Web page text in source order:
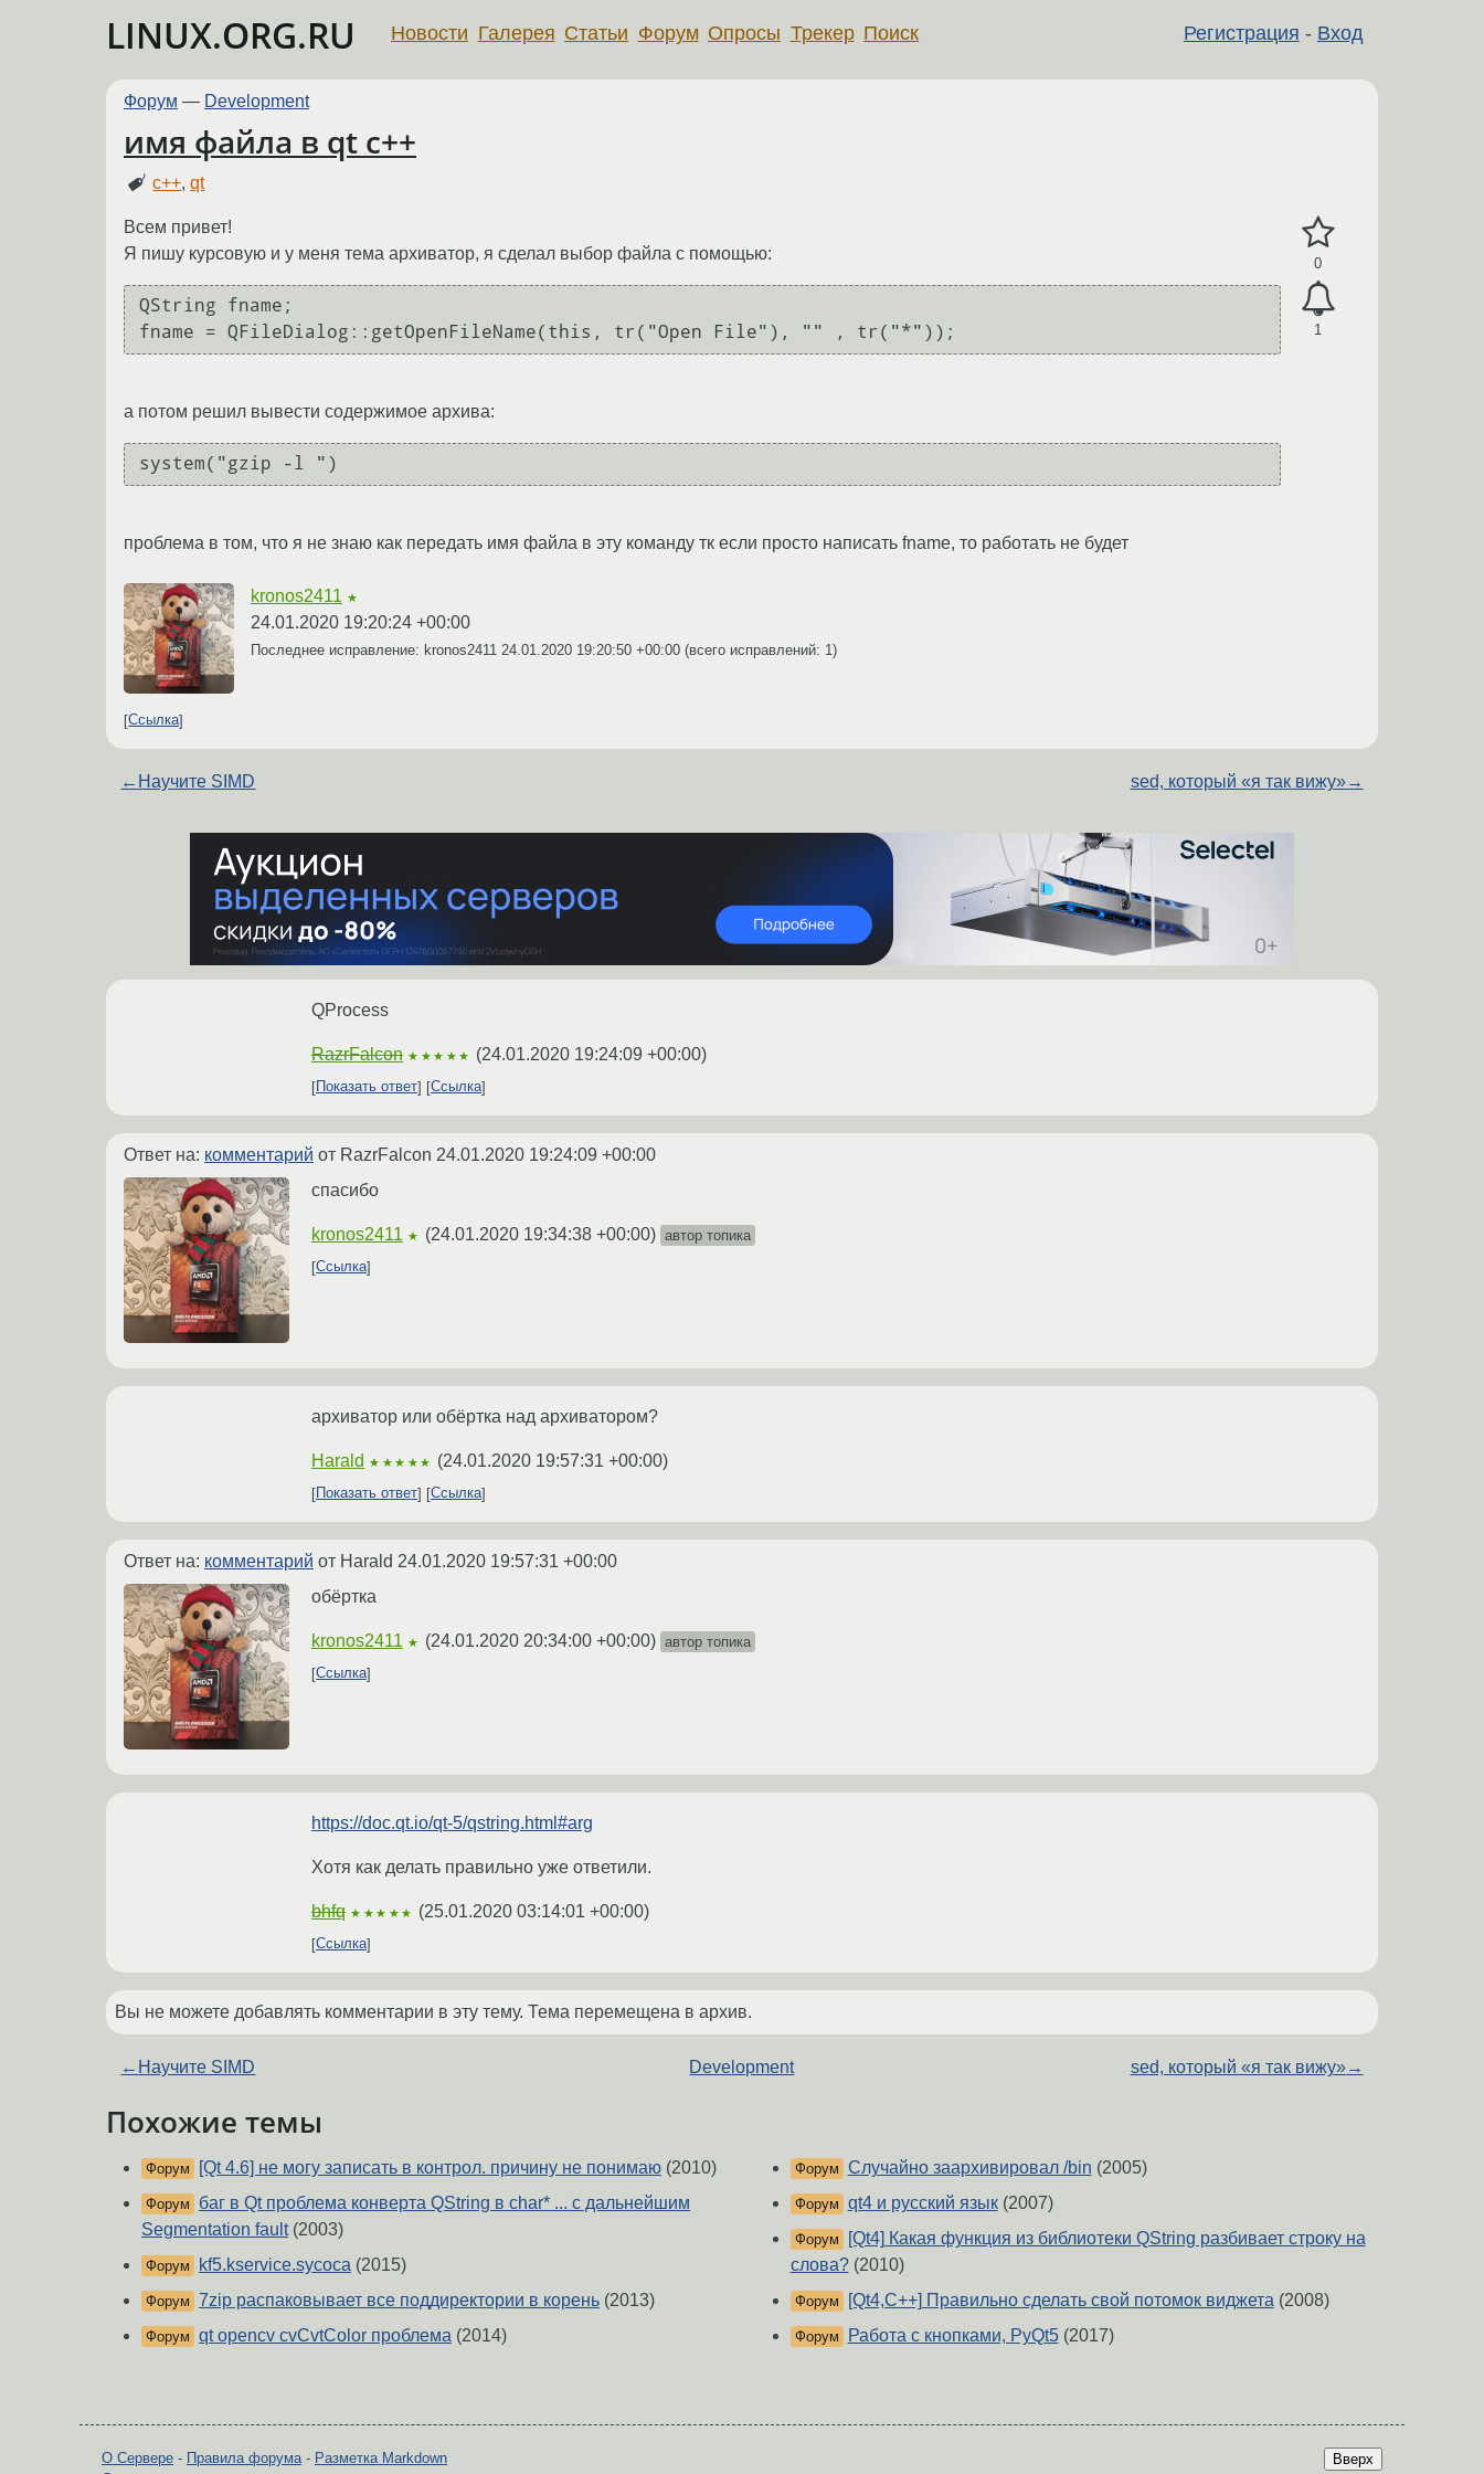
LINUX.ORG.RU Регистрация - Вход
Новости Галерея Статьи Форум Опросы Трекер Поиск
Форум — Development
имя файла в qt c++
c++,qt
0
1
Всем привет!
Я пишу курсовую и у меня тема архиватор, я сделал выбор файла с помощью:
QString fname;
fname = QFileDialog::getOpenFileName(this, tr("Open File"), "" , tr("*"));
а потом решил вывести содержимое архива:
system("gzip -l ")
проблема в том, что я не знаю как передать имя файла в эту команду тк если просто написать fname, то работать не будет
kronos2411 ★
24.01.2020 19:20:24 +00:00
Последнее исправление: kronos2411 24.01.2020 19:20:50 +00:00 (всего исправлений: 1)
Ссылка
← Научите SIMD sed, который «я так вижу»→
QProcess
RazrFalcon ★★★★★ (24.01.2020 19:24:09 +00:00)
Показать ответ Ссылка
Ответ на: комментарий от RazrFalcon 24.01.2020 19:24:09 +00:00
спасибо
kronos2411 ★ (24.01.2020 19:34:38 +00:00) автор топика
Ссылка
архиватор или обёртка над архиватором?
Harald ★★★★★ (24.01.2020 19:57:31 +00:00)
Показать ответ Ссылка
Ответ на: комментарий от Harald 24.01.2020 19:57:31 +00:00
обёртка
kronos2411 ★ (24.01.2020 20:34:00 +00:00) автор топика
Ссылка
https://doc.qt.io/qt-5/qstring.html#arg
Хотя как делать правильно уже ответили.
bhfq ★★★★★ (25.01.2020 03:14:01 +00:00)
Ссылка
Вы не можете добавлять комментарии в эту тему. Тема перемещена в архив.
← Научите SIMD Development sed, который «я так вижу»→
Похожие темы
Форум [Qt 4.6] не могу записать в контрол. причину не понимаю (2010)
Форум
баг в Qt проблема конверта QString в char* ... с дальнейшим
Segmentation fault(2003)
Форум kf5.kservice.sycoca (2015)
Форум 7zip распаковывает все поддиректории в корень (2013)
Форум qt opencv cvCvtColor проблема (2014)
Форум Случайно заархивировал /bin (2005)
Форум qt4 и русский язык(2007)
Форум
[Qt4] Какая функция из библиотеки QString разбивает строку на
слова?(2010)
Форум [Qt4,C++] Правильно сделать свой потомок виджета(2008)
Форум Работа с кнопками, PyQt5(2017)
Вверх
О Сервере - Правила форума- Разметка Markdown